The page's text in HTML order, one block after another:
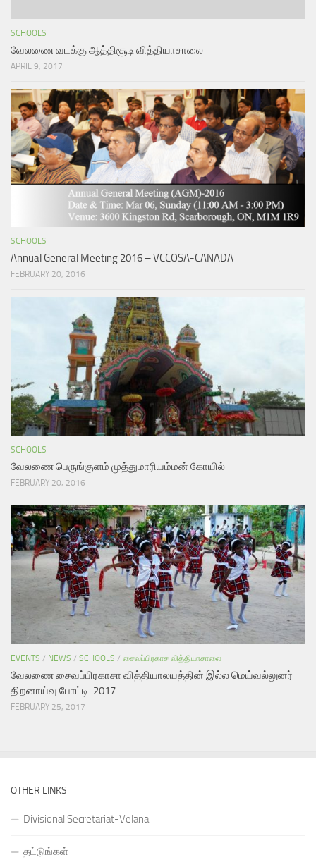
SCHOOLS
வேலணை வடக்கு ஆத்திசூடி வித்தியாசாலை
APRIL 9, 2017
SCHOOLS
Annual General Meeting 2016 – VCCOSA-CANADA
FEBRUARY 20, 2016
SCHOOLS
வேலணை பெருங்குளம் முத்துமாரியம்மன் கோயில்
FEBRUARY 20, 2016
EVENTS / NEWS / SCHOOLS / சைவப்பிரகாச வித்தியாசாலை
வேலணை சைவப்பிரகாசா வித்தியாலயத்தின் இல்ல மெய்வல்லுனர்
திறனாய்வு போட்டி-2017
FEBRUARY 25, 2017
OTHER LINKS
Divisional Secretariat-Velanai
தட்டுங்கள்